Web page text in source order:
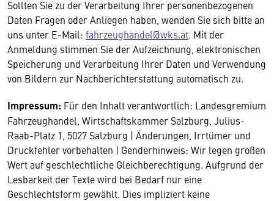
Sollten Sie zu der Verarbeitung Ihrer personenbezogenen
Daten Fragen oder Anliegen haben, wenden Sie sich bitte an
uns unter E-Mail: fahrzeughandel@wks.at. Mit der
Anmeldung stimmen Sie der Aufzeichnung, elektronischen
Speicherung und Verarbeitung Ihrer Daten und Verwendung
von Bildern zur Nachberichterstattung automatisch zu.
Impressum: Für den Inhalt verantwortlich: Landesgremium
Fahrzeughandel, Wirtschaftskammer Salzburg, Julius-
Raab-Platz 1, 5027 Salzburg | Änderungen, Irrtümer und
Druckfehler vorbehalten | Genderhinweis: Wir legen großen
Wert auf geschlechtliche Gleichberechtigung. Aufgrund der
Lesbarkeit der Texte wird bei Bedarf nur eine
Geschlechtsform gewählt. Dies impliziert keine